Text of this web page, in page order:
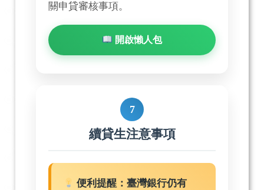
關申貸審核事項。
開啟懶人包
7
續貸生注意事項
便利提醒：臺灣銀行仍有